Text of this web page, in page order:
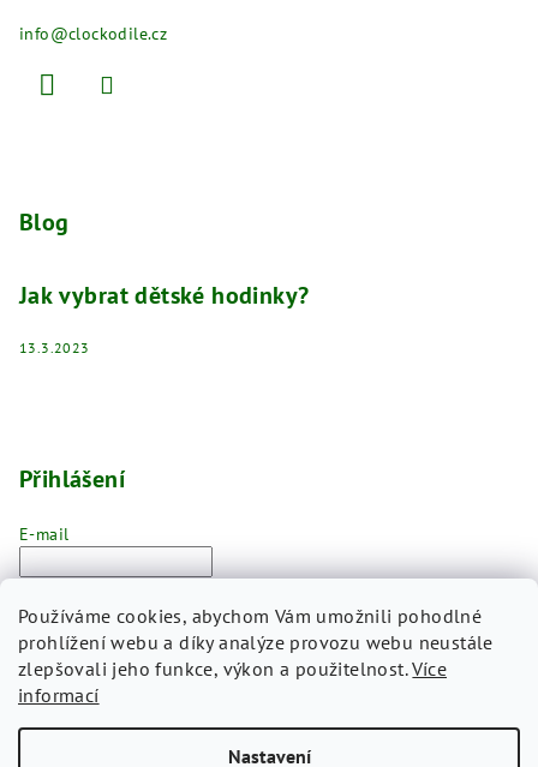
Používáme cookies, abychom Vám umožnili pohodlné
prohlížení webu a díky analýze provozu webu neustále
zlepšovali jeho funkce, výkon a použitelnost.Více
informací
Nastavení
info@clockodile.cz
Blog
Jak vybrat dětské hodinky?
13.3.2023
Přihlášení
E-mail
Přihlásit se
Nová registrace